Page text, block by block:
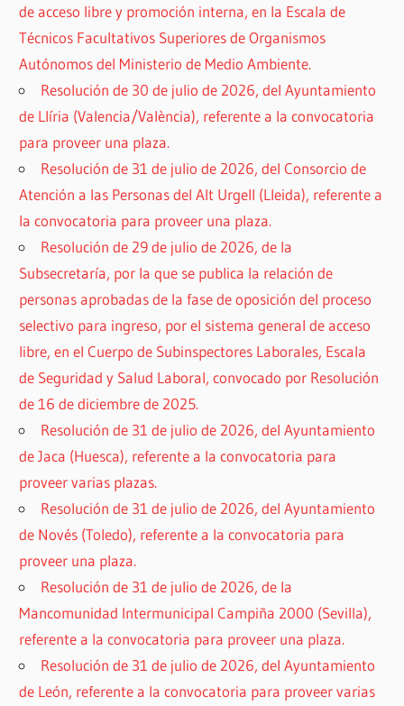
de acceso libre y promoción interna, en la Escala de
Técnicos Facultativos Superiores de Organismos
Autónomos del Ministerio de Medio Ambiente.
Resolución de 30 de julio de 2026, del Ayuntamiento
de Llíria (Valencia/València), referente a la convocatoria
para proveer una plaza.
Resolución de 31 de julio de 2026, del Consorcio de
Atención a las Personas del Alt Urgell (Lleida), referente a
la convocatoria para proveer una plaza.
Resolución de 29 de julio de 2026, de la
Subsecretaría, por la que se publica la relación de
personas aprobadas de la fase de oposición del proceso
selectivo para ingreso, por el sistema general de acceso
libre, en el Cuerpo de Subinspectores Laborales, Escala
de Seguridad y Salud Laboral, convocado por Resolución
de 16 de diciembre de 2025.
Resolución de 31 de julio de 2026, del Ayuntamiento
de Jaca (Huesca), referente a la convocatoria para
proveer varias plazas.
Resolución de 31 de julio de 2026, del Ayuntamiento
de Novés (Toledo), referente a la convocatoria para
proveer una plaza.
Resolución de 31 de julio de 2026, de la
Mancomunidad Intermunicipal Campiña 2000 (Sevilla),
referente a la convocatoria para proveer una plaza.
Resolución de 31 de julio de 2026, del Ayuntamiento
de León, referente a la convocatoria para proveer varias